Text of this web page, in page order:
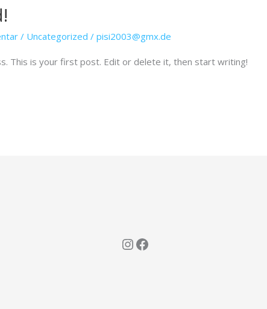
/ Uncategorized /pisi2003@gmx.de
This is your first post. Edit or delete it, then start writing!
Instagram
Facebook